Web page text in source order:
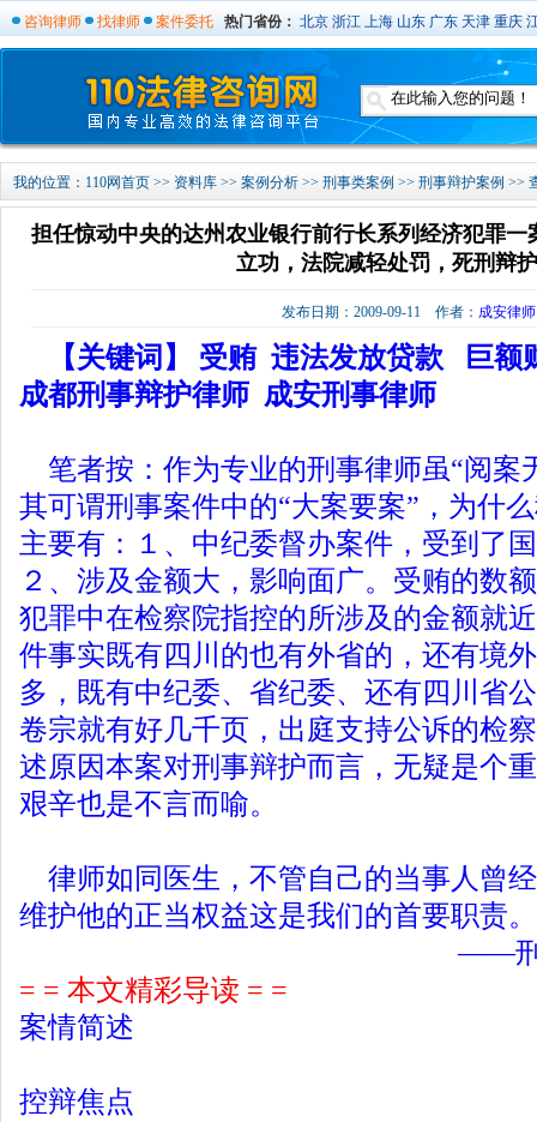
咨询律师 找律师 案件委托 热门省份： 北京 浙江 上海 山东 广东 天津 重庆
我的位置： 110网首页 >> 资料库 >> 案例分析 >> 刑事类案例 >> 刑事辩护案例 >>
担任惊动中央的达州农业银行前行长系列经济犯罪
立功，法院减轻处罚，死刑辩
发布日期：2009-09-11 作者： 成安律师
【关键词】 受贿 违法发放贷款 巨
成都刑事辩护律师 成安刑事律师
笔者按：作为专业的刑事律师虽“阅案
其可谓刑事案件中的“大案要案”，为什
主要有：１、中纪委督办案件，受到了
２、涉及金额大，影响面广。受贿的数
犯罪中在检察院指控的所涉及的金额就
件事实既有四川的也有外省的，还有境
多，既有中纪委、省纪委、还有四川省
卷宗就有好几千页，出庭支持公诉的检
述原因本案对刑事辩护而言，无疑是个
艰辛也是不言而喻。
律师如同医生，不管自己的当事人曾
维护他的正当权益这是我们的首要职责。
——刑事律师办
= = 本文精彩导读 = =
案情简述
控辩焦点